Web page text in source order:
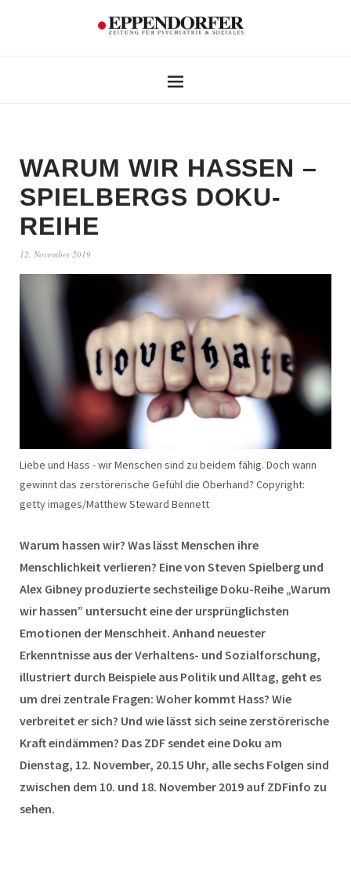
WARUM WIR HASSEN –
SPIELBERGS DOKU-
REIHE
12. November 2019
Liebe und Hass - wir Menschen sind zu beidem fähig. Doch wann
gewinnt das zerstörerische Gefühl die Oberhand? Copyright:
getty images/Matthew Steward Bennett
Warum hassen wir? Was lässt Menschen ihre
Menschlichkeit verlieren? Eine von Steven Spielberg und
Alex Gibney produzierte sechsteilige Doku-Reihe „Warum
wir hassen” untersucht eine der ursprünglichsten
Emotionen der Menschheit. Anhand neuester
Erkenntnisse aus der Verhaltens- und Sozialforschung,
illustriert durch Beispiele aus Politik und Alltag, geht es
um drei zentrale Fragen: Woher kommt Hass? Wie
verbreitet er sich? Und wie lässt sich seine zerstörerische
Kraft eindämmen? Das ZDF sendet eine Doku am
Dienstag, 12. November, 20.15 Uhr, alle sechs Folgen sind
zwischen dem 10. und 18. November 2019 auf ZDFinfo zu
sehen.